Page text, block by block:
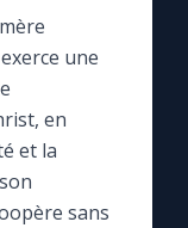
une
en
et la
sans